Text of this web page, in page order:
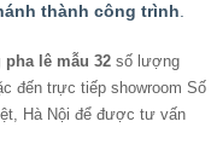
thành công trình
lê mẫu 32 số lượng
đến trực tiếp showroom Số
Hà Nội để được tư vấn